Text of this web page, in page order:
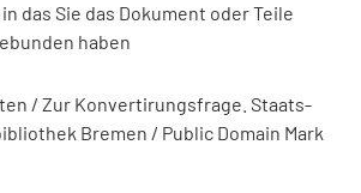
das Sie das Dokument oder Teile
haben
/ Zur Konvertirungsfrage. Staats-
Bremen / Public Domain Mark